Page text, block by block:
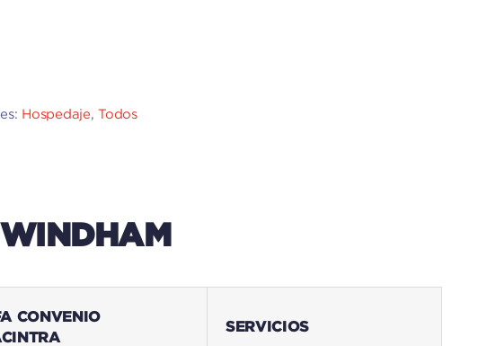
Hospedaje ,Todos
CONVENIO
SERVICIOS